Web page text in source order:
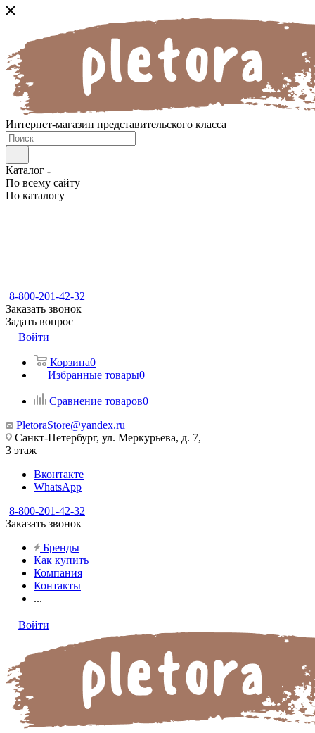
Интернет-магазин представительского класса
Каталог
По всему сайту
По каталогу
8-800-201-42-32
Заказать звонок
Задать вопрос
Войти
Корзина0
Избранные товары0
Сравнение товаров0
PletoraStore@yandex.ru
Санкт-Петербург, ул. Меркурьева, д. 7,
3 этаж
Вконтакте
WhatsApp
8-800-201-42-32
Заказать звонок
Бренды
Как купить
Компания
Контакты
...
Войти